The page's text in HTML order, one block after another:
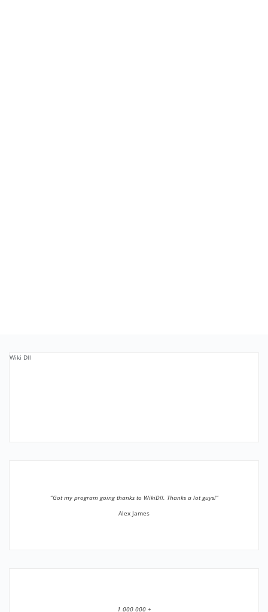
Wiki Dll
”Got my program going thanks to WikiDll. Thanks a lot guys!”
Alex James
1 000 000 +